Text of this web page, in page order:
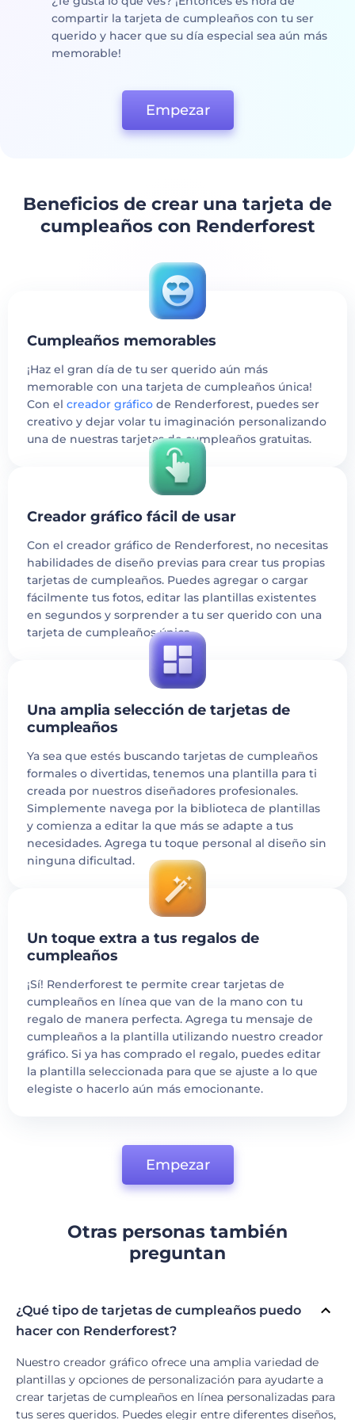
compartir la tarjeta de cumpleaños con tu ser
querido y hacer que su día especial sea aún más
memorable!
Empezar
Beneficios de crear una tarjeta de
cumpleaños con Renderforest
Cumpleaños memorables
¡Haz el gran día de tu ser querido aún más
memorable con una tarjeta de cumpleaños única!
Con el creador gráfico de Renderforest, puedes ser
creativo y dejar volar tu imaginación personalizando
una de nuestras tarjetas de cumpleaños gratuitas.
Creador gráfico fácil de usar
Con el creador gráfico de Renderforest, no necesitas
habilidades de diseño previas para crear tus propias
tarjetas de cumpleaños. Puedes agregar o cargar
fácilmente tus fotos, editar las plantillas existentes
en segundos y sorprender a tu ser querido con una
tarjeta de cumpleaños única.
Una amplia selección de tarjetas de
cumpleaños
Ya sea que estés buscando tarjetas de cumpleaños
formales o divertidas, tenemos una plantilla para ti
creada por nuestros diseñadores profesionales.
Simplemente navega por la biblioteca de plantillas
y comienza a editar la que más se adapte a tus
necesidades. Agrega tu toque personal al diseño sin
ninguna dificultad.
Un toque extra a tus regalos de
cumpleaños
¡Sí! Renderforest te permite crear tarjetas de
cumpleaños en línea que van de la mano con tu
regalo de manera perfecta. Agrega tu mensaje de
cumpleaños a la plantilla utilizando nuestro creador
gráfico. Si ya has comprado el regalo, puedes editar
la plantilla seleccionada para que se ajuste a lo que
elegiste o hacerlo aún más emocionante.
Empezar
Otras personas también
preguntan
¿Qué tipo de tarjetas de cumpleaños puedo
hacer con Renderforest?
Nuestro creador gráfico ofrece una amplia variedad de
plantillas y opciones de personalización para ayudarte a
crear tarjetas de cumpleaños en línea personalizadas para
tus seres queridos. Puedes elegir entre diferentes diseños,